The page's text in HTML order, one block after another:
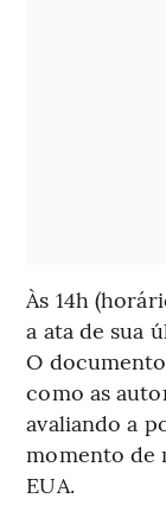
Às 14h
a ata de sua
O
como as
avaliando a
momento de
EUA.